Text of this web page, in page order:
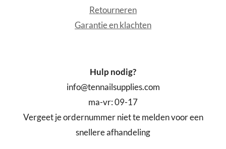
Retourneren
Garantie en klachten
Hulp nodig?
info@tennailsupplies.com
ma-vr: 09-17
Vergeet je ordernummer niet te melden voor een
snellere afhandeling